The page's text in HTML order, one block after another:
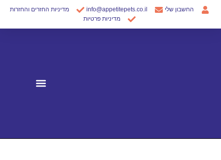
דילוג
החשבון שלי info@appetitepets.co.il
מדיניות החזרים והחזרות
מדיניות פרטיות